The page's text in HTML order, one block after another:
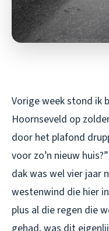
Vorige week stond ik
Hoornseveld op
door het plafond
voor zo’n nieuw
dak was wel vier jaar
westenwind die hier
plus al die regen die